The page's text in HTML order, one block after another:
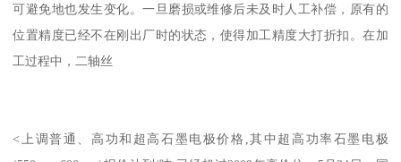
可避免地也发生变化。一旦磨损或维修后未及时人工补偿，原有的
位置精度已经不在刚出厂时的状态，使得加工精度大打折扣。在加
工过程中，二轴丝
<上调普通、高功和超高石墨电极价格,其中超高功率石墨电极